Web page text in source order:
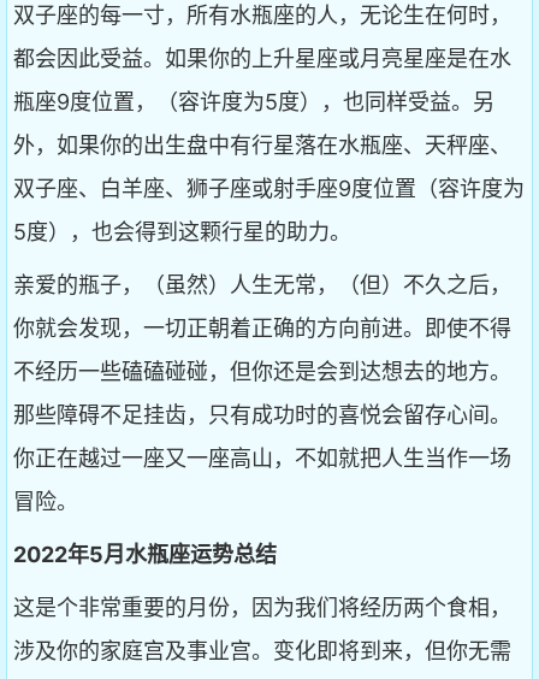
双子座的每一寸，所有水瓶座的人，无论生在何时，
都会因此受益。如果你的上升星座或月亮星座是在水
瓶座9度位置，（容许度为5度），也同样受益。另
外，如果你的出生盘中有行星落在水瓶座、天秤座、
双子座、白羊座、狮子座或射手座9度位置（容许度为
5度），也会得到这颗行星的助力。
亲爱的瓶子，（虽然）人生无常，（但）不久之后，
你就会发现，一切正朝着正确的方向前进。即使不得
不经历一些磕磕碰碰，但你还是会到达想去的地方。
那些障碍不足挂齿，只有成功时的喜悦会留存心间。
你正在越过一座又一座高山，不如就把人生当作一场
冒险。
2022年5月水瓶座运势总结
这是个非常重要的月份，因为我们将经历两个食相，
涉及你的家庭宫及事业宫。变化即将到来，但你无需